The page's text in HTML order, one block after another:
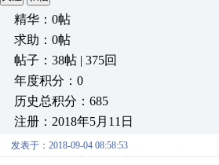
精华：0帖
求助：0帖
帖子：38帖 | 375回
年度积分：0
历史总积分：685
注册：2018年5月11日
发表于：2018-09-04 08:58:53